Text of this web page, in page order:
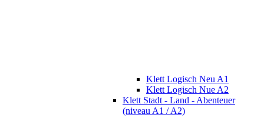
Klett Logisch Neu A1
Klett Logisch Nue A2
Klett Stadt - Land - Abenteuer
(niveau A1 / A2)